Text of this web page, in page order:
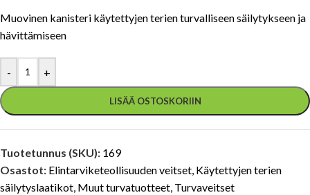
Muovinen kanisteri käytettyjen terien turvalliseen säilytykseen ja
hävittämiseen
- +
LISÄÄ OSTOSKORIIN
Tuotetunnus (SKU): 169
Osastot: Elintarviketeollisuuden veitset, Käytettyjen terien
säilytyslaatikot, Muut turvatuotteet, Turvaveitset